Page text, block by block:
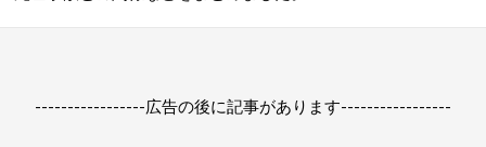
-----------------広告の後に記事があります-----------------